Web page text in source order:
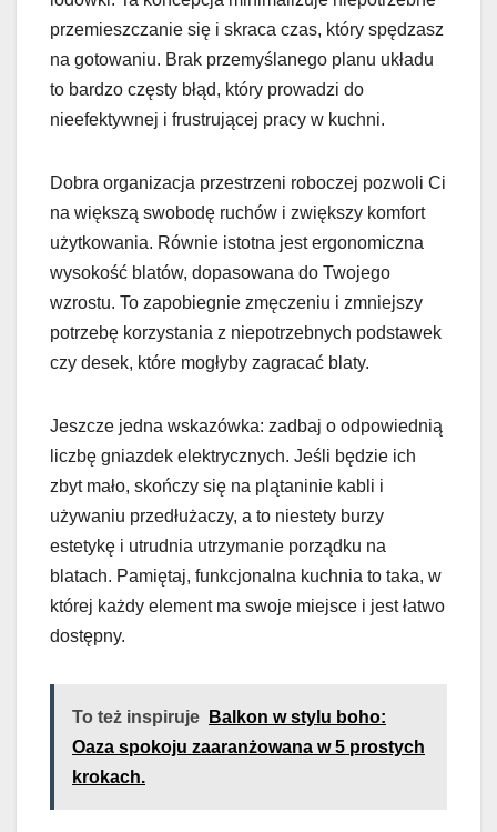
przemieszczanie się i skraca czas, który spędzasz
na gotowaniu. Brak przemyślanego planu układu
to bardzo częsty błąd, który prowadzi do
nieefektywnej i frustrującej pracy w kuchni.
Dobra organizacja przestrzeni roboczej pozwoli Ci
na większą swobodę ruchów i zwiększy komfort
użytkowania. Równie istotna jest ergonomiczna
wysokość blatów, dopasowana do Twojego
wzrostu. To zapobiegnie zmęczeniu i zmniejszy
potrzebę korzystania z niepotrzebnych podstawek
czy desek, które mogłyby zagracać blaty.
Jeszcze jedna wskazówka: zadbaj o odpowiednią
liczbę gniazdek elektrycznych. Jeśli będzie ich
zbyt mało, skończy się na plątaninie kabli i
używaniu przedłużaczy, a to niestety burzy
estetykę i utrudnia utrzymanie porządku na
blatach. Pamiętaj, funkcjonalna kuchnia to taka, w
której każdy element ma swoje miejsce i jest łatwo
dostępny.
To też inspiruje
Balkon w stylu boho:
Oaza spokoju zaaranżowana w 5 prostych
krokach.